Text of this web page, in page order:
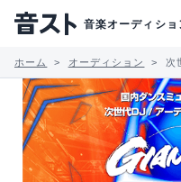
音楽オーディショ
ホーム オーディション 次